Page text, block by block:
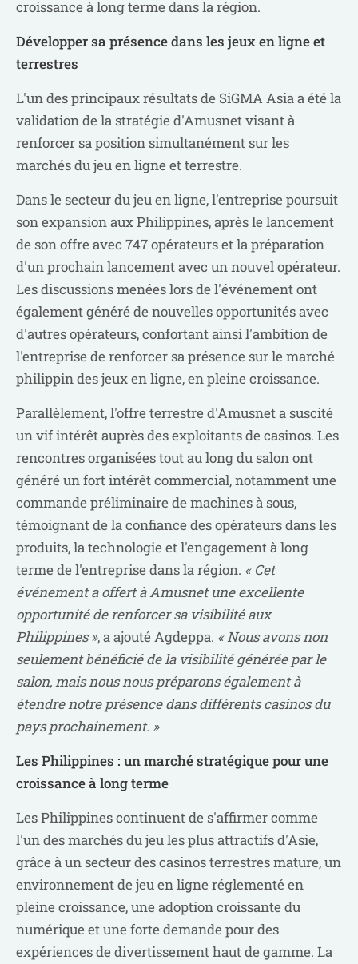
croissance à long terme dans la région.
Développer sa présence dans les jeux en ligne et
terrestres
L'un des principaux résultats de SiGMA Asia a été la
validation de la stratégie d'Amusnet visant à
renforcer sa position simultanément sur les
marchés du jeu en ligne et terrestre.
Dans le secteur du jeu en ligne, l'entreprise poursuit
son expansion aux Philippines, après le lancement
de son offre avec 747 opérateurs et la préparation
d'un prochain lancement avec un nouvel opérateur.
Les discussions menées lors de l'événement ont
également généré de nouvelles opportunités avec
d'autres opérateurs, confortant ainsi l'ambition de
l'entreprise de renforcer sa présence sur le marché
philippin des jeux en ligne, en pleine croissance.
Parallèlement, l'offre terrestre d'Amusnet a suscité
un vif intérêt auprès des exploitants de casinos. Les
rencontres organisées tout au long du salon ont
généré un fort intérêt commercial, notamment une
commande préliminaire de machines à sous,
témoignant de la confiance des opérateurs dans les
produits, la technologie et l'engagement à long
terme de l'entreprise dans la région. « Cet
événement a offert à Amusnet une excellente
opportunité de renforcer sa visibilité aux
Philippines », a ajouté Agdeppa. « Nous avons non
seulement bénéficié de la visibilité générée par le
salon, mais nous nous préparons également à
étendre notre présence dans différents casinos du
pays prochainement. »
Les Philippines : un marché stratégique pour une
croissance à long terme
Les Philippines continuent de s'affirmer comme
l'un des marchés du jeu les plus attractifs d'Asie,
grâce à un secteur des casinos terrestres mature, un
environnement de jeu en ligne réglementé en
pleine croissance, une adoption croissante du
numérique et une forte demande pour des
expériences de divertissement haut de gamme. La